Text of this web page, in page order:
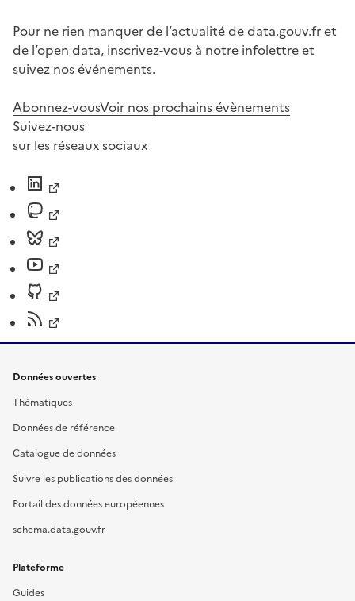
Pour ne rien manquer de l’actualité de data.gouv.fr et
de l’open data, inscrivez-vous à notre infolettre et
suivez nos événements.
Abonnez-vousVoir nos prochains évènements
Suivez-nous
sur les réseaux sociaux
Données ouvertes
Thématiques
Données de référence
Catalogue de données
Suivre les publications des données
Portail des données européennes
schema.data.gouv.fr
Plateforme
Guides